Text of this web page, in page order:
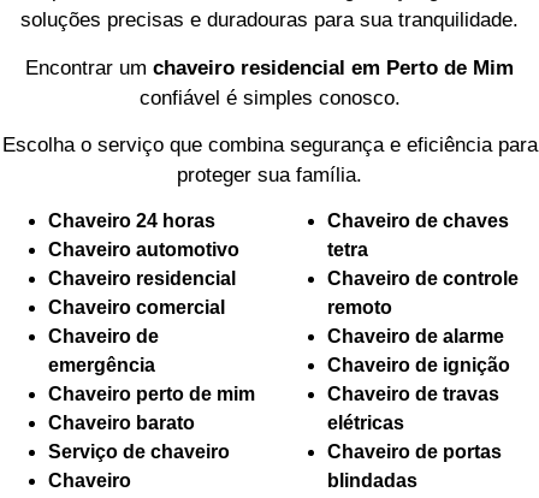
soluções precisas e duradouras para sua tranquilidade.
Encontrar um chaveiro residencial em Perto de Mim
confiável é simples conosco.
Escolha o serviço que combina segurança e eficiência para
proteger sua família.
Chaveiro 24 horas
Chaveiro automotivo
Chaveiro residencial
Chaveiro comercial
Chaveiro de
emergência
Chaveiro perto de mim
Chaveiro barato
Serviço de chaveiro
Chaveiro
Chaveiro de chaves
tetra
Chaveiro de controle
remoto
Chaveiro de alarme
Chaveiro de ignição
Chaveiro de travas
elétricas
Chaveiro de portas
blindadas